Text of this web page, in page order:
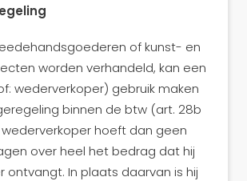
of kunst- en
worden verhandeld, kan een
wederverkoper) gebruik maken
binnen de btw (art. 28b
wederverkoper hoeft dan geen
over heel het bedrag dat hij
ontvangt. In plaats daarvan is hij